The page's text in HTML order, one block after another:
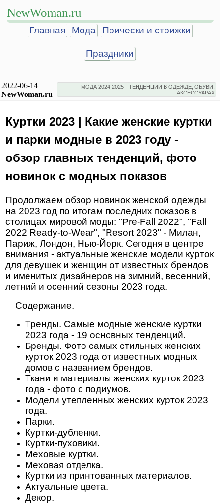
NewWoman.ru
Главная Мода Прически и стрижки
Праздники
2022-06-14
NewWoman.ru
МОДА 2024-2025 - ТЕНДЕНЦИИ В ОДЕЖДЕ, ОБУВИ,
АКСЕССУАРАХ
Куртки 2023 | Какие женские куртки
и парки модные в 2023 году -
обзор главных тенденций, фото
новинок с модных показов
Продолжаем обзор новинок женской одежды
на 2023 год по итогам последних показов в
столицах мировой моды: "Pre-Fall 2022", "Fall
2022 Ready-to-Wear", "Resort 2023" - Милан,
Париж, Лондон, Нью-Йорк. Сегодня в центре
внимания - актуальные женские модели курток
для девушек и женщин от известных брендов
и именитых дизайнеров на зимний, весенний,
летний и осенний сезоны 2023 года.
Содержание.
Тренды. Самые модные женские куртки
2023 года - 19 основных тенденций.
Бренды. Фото самых стильных женских
курток 2023 года от известных модных
домов с названием брендов.
Ткани и материалы женских курток 2023
года - фото с подиумов.
Модели утепленных женских курток 2023
года.
Парки.
Куртки-дубленки.
Куртки-пуховики.
Меховые куртки.
Меховая отделка.
Куртки из принтованных материалов.
Актуальные цвета.
Декор.